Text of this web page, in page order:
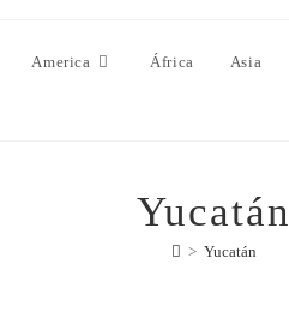
America África Asia
Yucatán
> Yucatán